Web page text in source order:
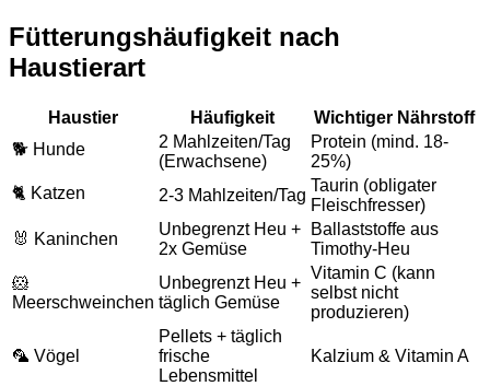
Fütterungshäufigkeit nach
Haustierart
Haustier Häufigkeit
Wichtiger Nährstoff
🐕 Hunde
2 Mahlzeiten/Tag
(Erwachsene)
Protein (mind. 18-
25%)
🐈 Katzen
2-3 Mahlzeiten/Tag
Taurin (obligater
Fleischfresser)
🐰 Kaninchen
Unbegrenzt Heu +
2x Gemüse
Ballaststoffe aus
Timothy-Heu
🐹
Meerschweinchen
Unbegrenzt Heu +
täglich Gemüse
Vitamin C (kann
selbst nicht
produzieren)
🦜 Vögel
Pellets + täglich
frische
Lebensmittel
Kalzium & Vitamin A